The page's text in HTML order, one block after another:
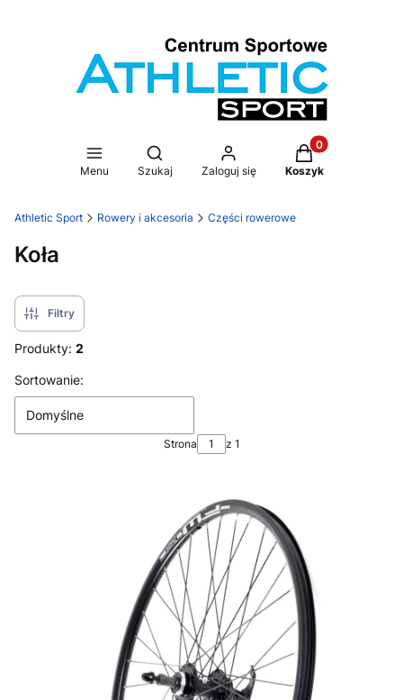
Menu
Otwórz wyszukiwarkę
Szukaj Zaloguj się
Produkty w
Koszyk
Athletic Sport Rowery i akcesoria Części rowerowe
Koła
Filtry
Produkty: 2
Lista produktów
Sortowanie:
Domyślne
Strona z 1